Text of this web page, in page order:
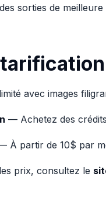
sorties de
avec images
— Achetez des
À partir de 10$ par
prix, consultez le